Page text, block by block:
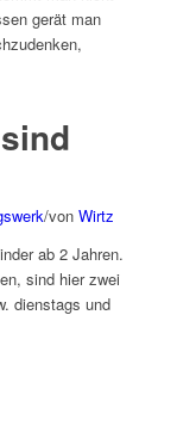
gerät man
/von Wirtz
ab 2 Jahren.
sind hier zwei
dienstags und